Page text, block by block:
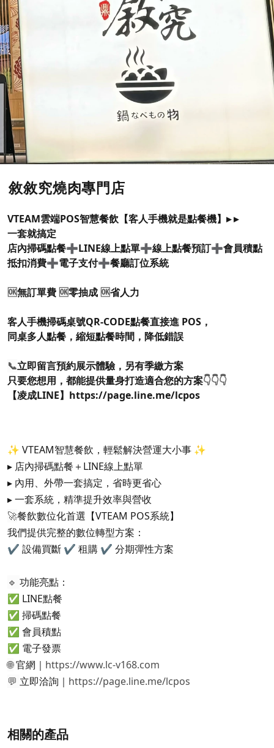
敘敘究燒肉專門店
VTEAM雲端POS智慧餐飲【客人手機就是點餐機】▸ ▸
一套就搞定
店內掃碼點餐➕LINE線上點單➕線上點餐預訂➕會員積點
抵扣消費➕電子支付➕餐廳訂位系統
🆗無訂單費 🆗零抽成 🆗省人力
客人手機掃碼桌號QR-CODE點餐直接進 POS，
同桌多人點餐，縮短點餐時間，降低錯誤
📞立即留言預約展示體驗，另有季繳方案
只要您想用，都能提供量身打造適合您的方案👇👇👇​
【凌成LINE】 https://page.line.me/lcpos
✨ VTEAM智慧餐飲，輕鬆解決營運大小事 ✨
▸ 店內掃碼點餐＋LINE線上點單
▸ 內用、外帶一套搞定，省時更省心
▸ 一套系統，精準提升效率與營收
🚀餐飲數位化首選【VTEAM POS系統】
我們提供完整的數位轉型方案：
✔ 設備買斷 ✔ 租購 ✔ 分期彈性方案
🔹 功能亮點：
✅ LINE點餐
✅ 掃碼點餐
✅ 會員積點
✅ 電子發票
🌐官網｜ https://www.lc-v168.com
💬 立即洽詢｜ https://page.line.me/lcpos
相關的產品